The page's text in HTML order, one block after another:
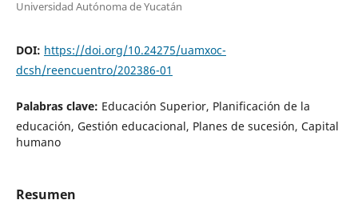
Universidad Autónoma de Yucatán
DOI: https://doi.org/10.24275/uamxoc-
dcsh/reencuentro/202386-01
Palabras clave: Educación Superior, Planificación de la
educación, Gestión educacional, Planes de sucesión, Capital
humano
Resumen